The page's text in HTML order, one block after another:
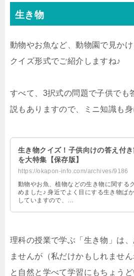
生き物
動物やお魚など、動物園で見かけ
クイズ形式でご紹介しますね♪
すべて、3択式の問題で子供でも
説もありますので、ミニ知識も身
生き物クイズ！子供向けの答え付
を大特集【保存版】
https://okapon-info.com/archives/9186
動物やお魚、植物などの生き物に関する
めました♪ 身近でよく目にする生き物ば
していますので、…
理科の授業で学ぶ「生き物」は
ませんが（私だけかもしれませ
と自然と学べて学習にもちょう